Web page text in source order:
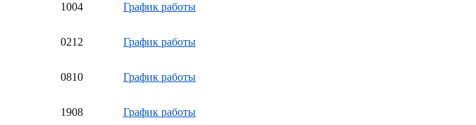
1004 График работы
0212 График работы
0810 График работы
1908 График работы